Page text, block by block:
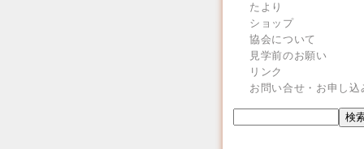
たより
ショップ
協会について
見学前のお願い
リンク
お問い合せ・お申し込